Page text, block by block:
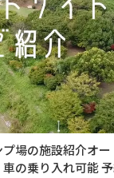
場の施設紹介オー
の乗り入れ可能